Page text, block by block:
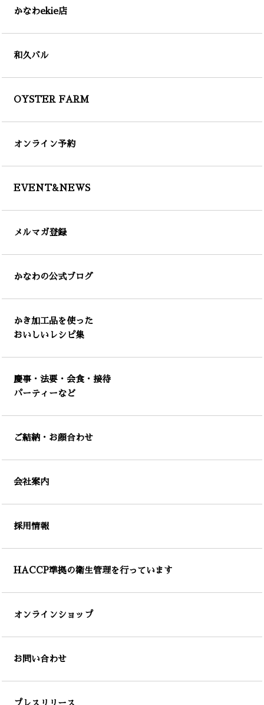
かなわekie店
和久バル
OYSTER FARM
オンライン予約
EVENT&NEWS
メルマガ登録
かなわの公式ブログ
かき加工品を使った
おいしいレシピ集
慶事・法要・会食・接待
パーティーなど
ご結納・お顔合わせ
会社案内
採用情報
HACCP準拠の衛生管理を行っています
オンラインショップ
お問い合わせ
プレスリリース